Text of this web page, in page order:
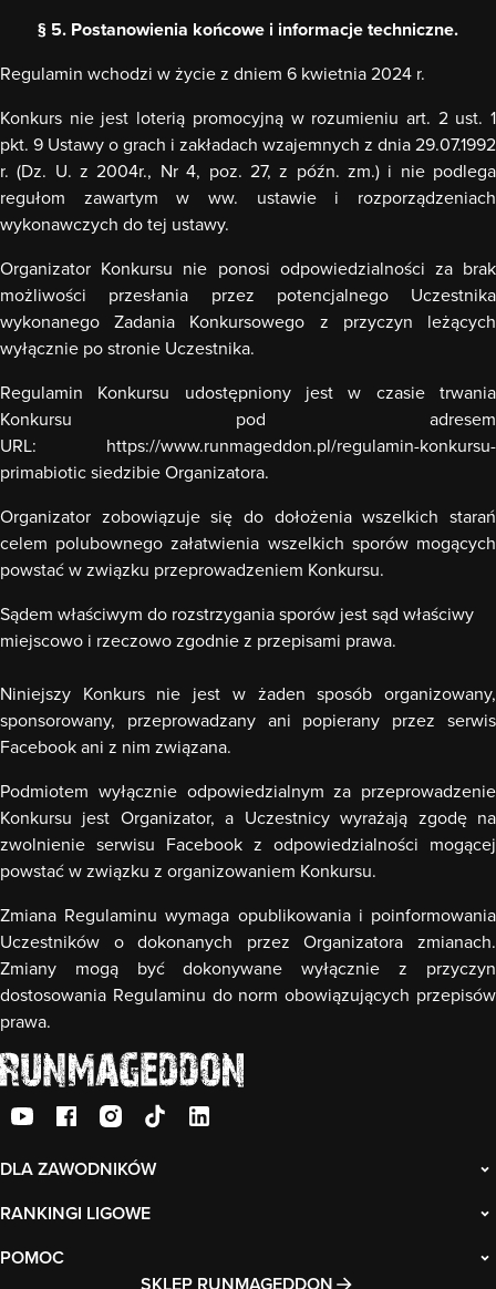
§ 5. Postanowienia końcowe i informacje techniczne.
Regulamin wchodzi w życie z dniem 6 kwietnia 2024 r.
Konkurs nie jest loterią promocyjną w rozumieniu art. 2 ust. 1
pkt. 9 Ustawy o grach i zakładach wzajemnych z dnia 29.07.1992
r. (Dz. U. z 2004r., Nr 4, poz. 27, z późn. zm.) i nie podlega
regułom zawartym w ww. ustawie i rozporządzeniach
wykonawczych do tej ustawy.
Organizator Konkursu nie ponosi odpowiedzialności za brak
możliwości przesłania przez potencjalnego Uczestnika
wykonanego Zadania Konkursowego z przyczyn leżących
wyłącznie po stronie Uczestnika.
Regulamin Konkursu udostępniony jest w czasie trwania
Konkursu pod adresem
URL: https://www.runmageddon.pl/regulamin-konkursu-
primabioticsiedzibie Organizatora.
Organizator zobowiązuje się do dołożenia wszelkich starań
celem polubownego załatwienia wszelkich sporów mogących
powstać w związku przeprowadzeniem Konkursu.
Sądem właściwym do rozstrzygania sporów jest sąd właściwy
miejscowo i rzeczowo zgodnie z przepisami prawa.
Niniejszy Konkurs nie jest w żaden sposób organizowany,
sponsorowany, przeprowadzany ani popierany przez serwis
Facebook ani z nim związana.
Podmiotem wyłącznie odpowiedzialnym za przeprowadzenie
Konkursu jest Organizator, a Uczestnicy wyrażają zgodę na
zwolnienie serwisu Facebook z odpowiedzialności mogącej
powstać w związku z organizowaniem Konkursu.
Zmiana Regulaminu wymaga opublikowania i poinformowania
Uczestników o dokonanych przez Organizatora zmianach.
Zmiany mogą być dokonywane wyłącznie z przyczyn
dostosowania Regulaminu do norm obowiązujących przepisów
prawa.
DLA ZAWODNIKÓW
RANKINGI LIGOWE
POMOC
SKLEP RUNMAGEDDON